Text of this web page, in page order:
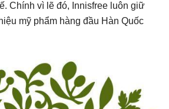
Chính vì lẽ đó, Innisfree luôn giữ
mỹ phẩm hàng đầu Hàn Quốc